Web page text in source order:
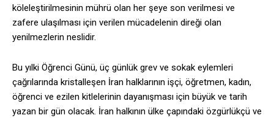
köleleştirilmesinin mührü olan her şeye son verilmesi ve
zafere ulaşılması için verilen mücadelenin direği olan
yenilmezlerin neslidir.
Bu yılki Öğrenci Günü, üç günlük grev ve sokak eylemleri
çağrılarında kristalleşen İran halklarının işçi, öğretmen, kadın,
öğrenci ve ezilen kitlelerinin dayanışması için büyük ve tarih
yazan bir gün olacak. İran halkının ülke çapındaki özgürlükçü ve